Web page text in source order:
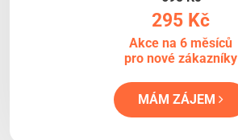
295 Kč
Akce na 6 měsíců
pro nové zákazníky
MÁM ZÁJEM